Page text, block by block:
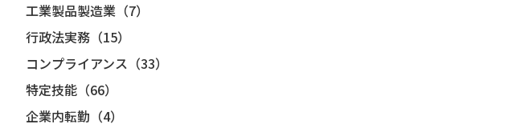
工業製品製造業（7）
行政法実務（15）
コンプライアンス（33）
特定技能（66）
企業内転勤（4）